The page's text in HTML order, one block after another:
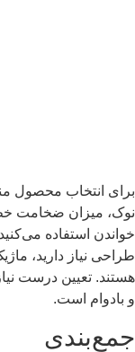
برای انتخاب محصول
نوک، میزان ضخامت
خواندن استفاده
طراحی نیاز دارید،
هستند. تعیین درست
و بادوام است.
جمع‌بندی